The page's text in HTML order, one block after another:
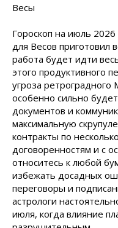
Весы
Гороскоп на июль 2026
для Весов приготовил
работа будет идти
этого продуктивного
угроза ретроградного
особенно сильно
документов и
максимальную
контракты по
договоренностям и с
относитесь к любой
избежать досадных
переговоры и
астрологи
июля, когда влияние